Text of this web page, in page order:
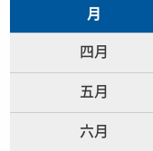
月
四月
五月
六月